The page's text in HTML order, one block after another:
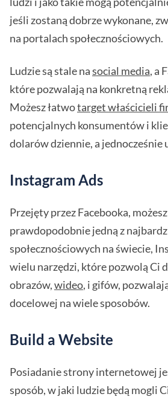
jeśli zostaną dobrze wykonane,
na portalach społecznościowych.
Ludzie są stale nasocial media, a
które pozwalają na konkretną
Możesz łatwotarget właścicieli
potencjalnych konsumentów i
dolarów dziennie, a jednocześnie
Instagram Ads
Przejęty przez Facebooka,
prawdopodobnie jedną z
społecznościowych na świecie,
wielu narzędzi, które pozwolą Ci
obrazów,wideo, i gifów,
docelowej na wiele sposobów.
Build a Website
Posiadanie strony internetowej
sposób, w jaki ludzie będą mogli